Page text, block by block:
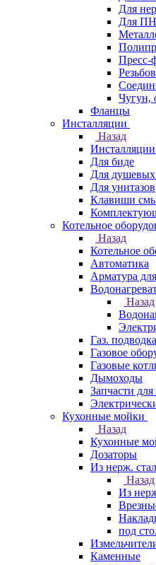
Для
Для
Пресс-
Чугун,
Фланцы
Инсталляции
Назад
Инсталляции
Для биде
Для душевых
Для унитазов
Клавиши
Котельное
Назад
Котельное
Автоматика
Арматура
Назад
Газ.
Газовое
Газовые
Дымоходы
Запчасти для
Кухонные мойки
Назад
Кухонные
Дозаторы
Из нерж.
Назад
Из
под
Каменные